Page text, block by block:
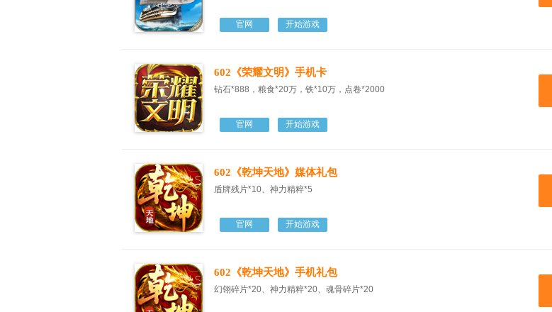
官网 开始游戏
602《荣耀文明》手机卡
钻石*888，粮食*20万，铁*10万，点卷*2000
官网 开始游戏
602《乾坤天地》媒体礼包
盾牌残片*10、神力精粹*5
官网 开始游戏
602《乾坤天地》手机礼包
幻翎碎片*20、神力精粹*20、魂骨碎片*20